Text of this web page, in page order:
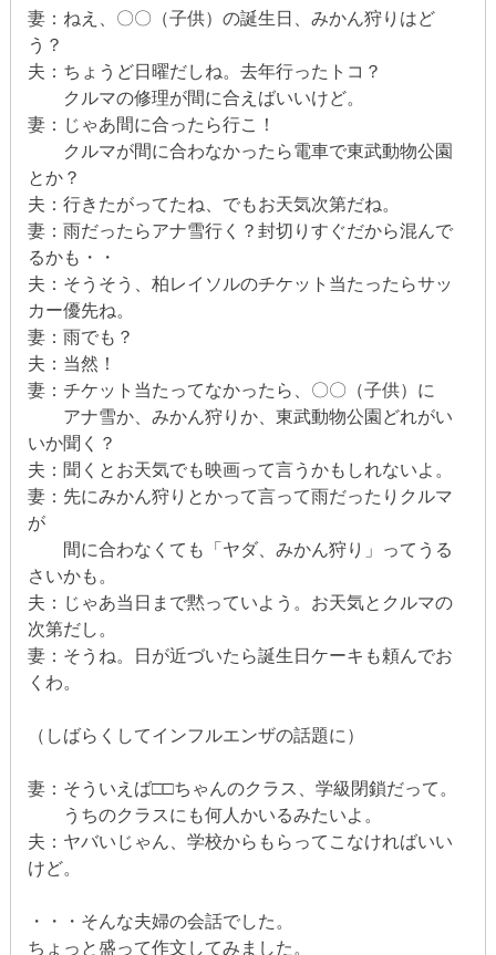
妻：ねえ、〇〇（子供）の誕生日、みかん狩りはど
う？
夫：ちょうど日曜だしね。去年行ったトコ？
クルマの修理が間に合えばいいけど。
妻：じゃあ間に合ったら行こ！
クルマが間に合わなかったら電車で東武動物公園
とか？
夫：行きたがってたね、でもお天気次第だね。
妻：雨だったらアナ雪行く？封切りすぐだから混んで
るかも・・
夫：そうそう、柏レイソルのチケット当たったらサッ
カー優先ね。
妻：雨でも？
夫：当然！
妻：チケット当たってなかったら、〇〇（子供）に
アナ雪か、みかん狩りか、東武動物公園どれがい
いか聞く？
夫：聞くとお天気でも映画って言うかもしれないよ。
妻：先にみかん狩りとかって言って雨だったりクルマ
が
間に合わなくても「ヤダ、みかん狩り」ってうる
さいかも。
夫：じゃあ当日まで黙っていよう。お天気とクルマの
次第だし。
妻：そうね。日が近づいたら誕生日ケーキも頼んでお
くわ。
（しばらくしてインフルエンザの話題に）
妻：そういえば□□ちゃんのクラス、学級閉鎖だって。
うちのクラスにも何人かいるみたいよ。
夫：ヤバいじゃん、学校からもらってこなければいい
けど。
・・・そんな夫婦の会話でした。
ちょっと盛って作文してみました。